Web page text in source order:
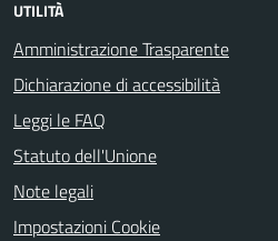
UTILITÀ
Amministrazione Trasparente
Dichiarazione di accessibilità
Leggi le FAQ
Statuto dell'Unione
Note legali
Impostazioni Cookie